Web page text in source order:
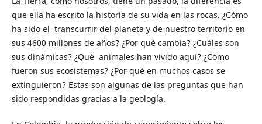
que ella ha escrito la historia de su vida en las rocas. ¿Cómo
ha sido el transcurrir del planeta y de nuestro territorio en
sus 4600 millones de años? ¿Por qué cambia? ¿Cuáles son
sus dinámicas? ¿Qué animales han vivido aquí? ¿Cómo
fueron sus ecosistemas? ¿Por qué en muchos casos se
extinguieron? Estas son algunas de las preguntas que han
sido respondidas gracias a la geología.